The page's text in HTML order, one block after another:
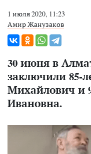
1 июля 2020, 11:23
Амир Жанузаков
30 июня в
заключили 85-
Михайлович и
Ивановна.